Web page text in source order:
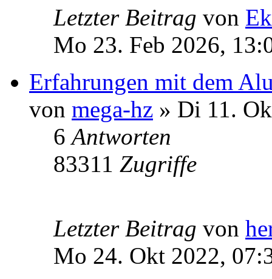
Letzter Beitrag von
Mo 23. Feb 2026,
Erfahrungen mit dem
von mega-hz » Di 11.
6Antworten
83311 Zugriffe
Letzter Beitrag von
Mo 24. Okt 2022,